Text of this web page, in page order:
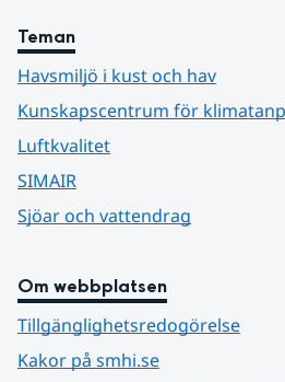
Teman
Havsmiljö i kust och hav
Kunskapscentrum för
Luftkvalitet
SIMAIR
Sjöar och vattendrag
Om webbplatsen
Tillgänglighetsredogörelse
Kakor på smhi.se